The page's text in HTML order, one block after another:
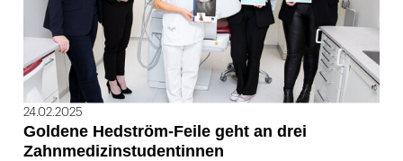
24.02.2025
Goldene Hedström-Feile geht an drei
Zahnmedizinstudentinnen